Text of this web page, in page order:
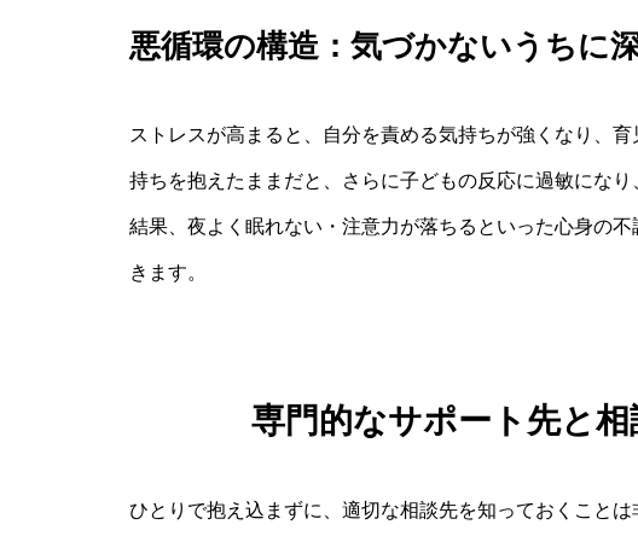
悪循環の構造：気づかないうちに
ストレスが高まると、自分を責める気持ちが強くなり、
持ちを抱えたままだと、さらに子どもの反応に過敏にな
結果、夜よく眠れない・注意力が落ちるといった心身の
きます。
専門的なサポート先と
ひとりで抱え込まずに、適切な相談先を知っておくこと